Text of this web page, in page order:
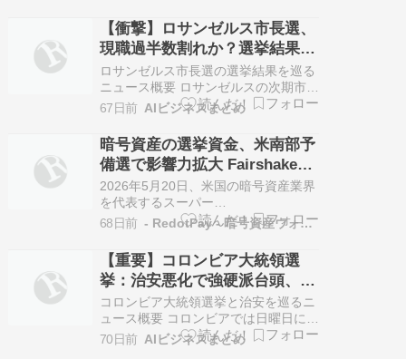
裁、イベント講演 チポローネECB理
事、イベント講演 ペレイラ・ポルトガ
ル中銀総裁、最新経済予測公表 コッハ
ー・オースト…
【衝撃】ロサンゼルス市長選、
現職過半数割れか？選挙結果を
左右する93％の予測とは
ロサンゼルス市長選の選挙結果を巡る
ニュース概要 ロサンゼルスの次期市長
を決める選挙が火曜日に行われます。
ぶとあって注目が集まっていますが、
開票の結果、どの候補者も過半数の得
票を得られなかった場合には、上位二
名による決選投票が十一月に行われる
こと…
67日前 AIビジネスまとめ
暗号資産の選挙資金、米南部予
備選で影響力拡大 Fairshakeが
支援候補の勝利を主張
2026年5月20日、米国の暗号資産業界
を代表するスーパー
PAC「Fairshake」が、南部3州（ケン
タッキー州、アラバマ州、ジョージア
州）の予備選挙において、多額の選挙
資金を投入し、支援した候補者が多数
勝利したと発表しました。この動き
は、暗号資産に友好的な政策を持つ候
補者を当…
68日前 - RedotPay - 暗号資産ウォレットアプリ
【重要】コロンビア大統領選
挙：治安悪化で強硬派台頭、地
政学の分水嶺に
コロンビア大統領選挙と治安を巡るニ
ュース概要 コロンビアでは日曜日に大
統領選挙が実施されますが、どの候補
70日前 AIビジネスまとめ